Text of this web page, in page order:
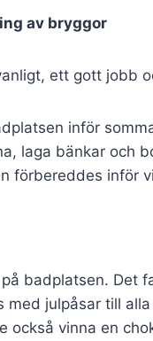
av bryggor
ett gott jobb
inför
laga bänkar och
förbereddes inför
badplatsen. Det
julpåsar till
också vinna en